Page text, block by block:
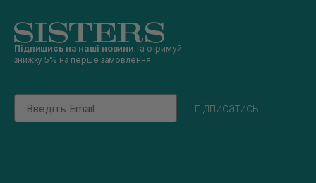
Підпишись на наші новини та отримуй
знижку 5% на перше замовлення
Email
підписатись